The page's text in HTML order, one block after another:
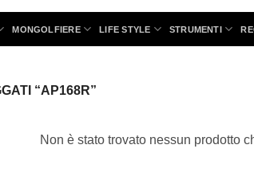
MONGOLFIERE LIFE STYLE STRUMENTI
“AP168R”
Non è stato trovato nessun prodotto